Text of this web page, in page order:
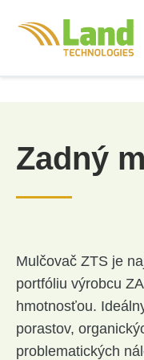
Zadný
Mulčovač ZTS je
portfóliu výrobcu
hmotnosťou.
porastov,
problematických